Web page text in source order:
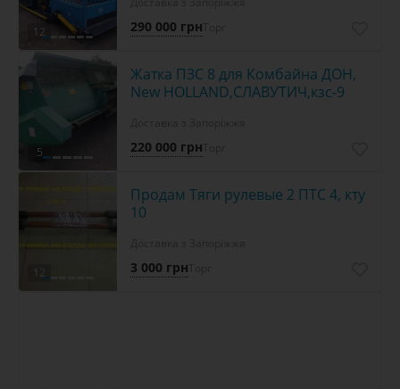
12 290 000 грн
5
Жатка ПЗС 8 для Комбайна ДОН,
New HOLLAND,СЛАВУТИЧ,кзс-9
220 000 грн
12
Продам Тяги рулевые 2 ПТС 4, кту
10
3 000 грн